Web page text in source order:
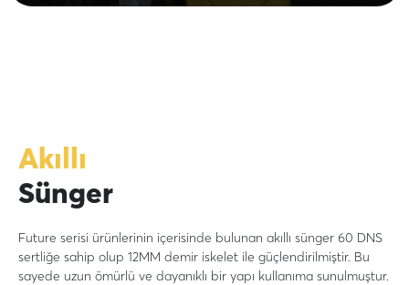
Akıllı
Sünger
Future serisi ürünlerinin içerisinde bulunan akıllı sünger 60 DNS
sertliğe sahip olup 12MM demir iskelet ile güçlendirilmiştir. Bu
sayede uzun ömürlü ve dayanıklı bir yapı kullanıma sunulmuştur.